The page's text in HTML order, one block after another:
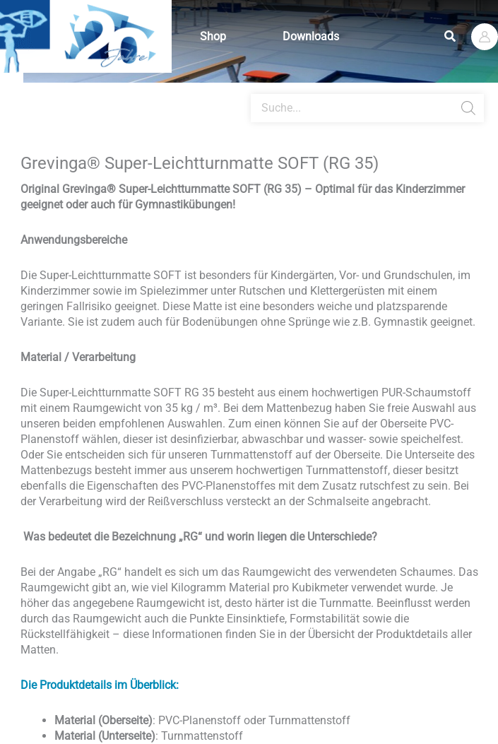
Shop Downloads Suchen
search
Grevinga® Super-Leichtturnmatte SOFT (RG 35)
Original Grevinga® Super-Leichtturnmatte SOFT (RG 35) – Optimal für das Kinderzimmer
geeignet oder auch für Gymnastikübungen!
Anwendungsbereiche
Die Super-Leichtturnmatte SOFT ist besonders für Kindergärten, Vor- und Grundschulen, im
Kinderzimmer sowie im Spielezimmer unter Rutschen und Klettergerüsten mit einem
geringen Fallrisiko geeignet. Diese Matte ist eine besonders weiche und platzsparende
Variante. Sie ist zudem auch für Bodenübungen ohne Sprünge wie z.B. Gymnastik geeignet.
Material / Verarbeitung
Die Super-Leichtturnmatte SOFT RG 35 besteht aus einem hochwertigen PUR-Schaumstoff
mit einem Raumgewicht von 35 kg / m³. Bei dem Mattenbezug haben Sie freie Auswahl aus
unseren beiden empfohlenen Auswahlen. Zum einen können Sie auf der Oberseite PVC-
Planenstoff wählen, dieser ist desinfizierbar, abwaschbar und wasser- sowie speichelfest.
Oder Sie entscheiden sich für unseren Turnmattenstoff auf der Oberseite. Die Unterseite des
Mattenbezugs besteht immer aus unserem hochwertigen Turnmattenstoff, dieser besitzt
ebenfalls die Eigenschaften des PVC-Planenstoffes mit dem Zusatz rutschfest zu sein. Bei
der Verarbeitung wird der Reißverschluss versteckt an der Schmalseite angebracht.
Was bedeutet die Bezeichnung „RG“ und worin liegen die Unterschiede?
Bei der Angabe „RG“ handelt es sich um das Raumgewicht des verwendeten Schaumes. Das
Raumgewicht gibt an, wie viel Kilogramm Material pro Kubikmeter verwendet wurde. Je
höher das angegebene Raumgewicht ist, desto härter ist die Turnmatte. Beeinflusst werden
durch das Raumgewicht auch die Punkte Einsinktiefe, Formstabilität sowie die
Rückstellfähigkeit – diese Informationen finden Sie in der Übersicht der Produktdetails aller
Matten.
Die Produktdetails im Überblick:
Material (Oberseite): PVC-Planenstoff oder Turnmattenstoff
Material (Unterseite): Turnmattenstoff
Grevinga®
Leichtturnmatte
SOFT
Menge